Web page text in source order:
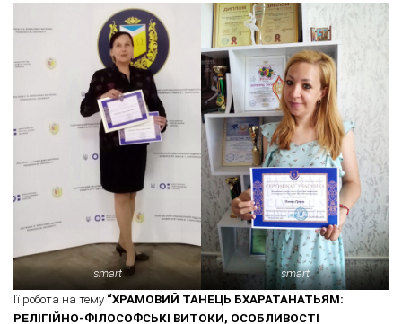
smart
smart
Ії робота на тему “ХРАМОВИЙ ТАНЕЦЬ БХАРАТАНАТЬЯМ:
РЕЛІГІЙНО-ФІЛОСОФСЬКІ ВИТОКИ, ОСОБЛИВОСТІ